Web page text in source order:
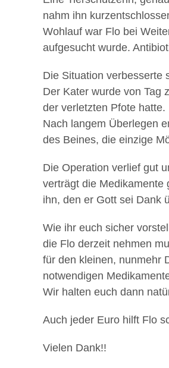
nahm ihn
Wohlauf war Flo bei
aufgesucht wurde.
Die Situation verbesserte
Der Kater wurde von Tag
der verletzten Pfote hatte.
Nach langem Überlegen
des Beines, die einzige
Die Operation verlief gut
verträgt die Medikamente
ihn, den er Gott sei Dank
Wie ihr euch sicher
die Flo derzeit nehmen
für den kleinen, nunmehr
notwendigen
Wir halten euch dann
Auch jeder Euro hilft Flo
Vielen Dank!!